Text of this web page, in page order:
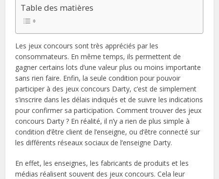
Table des matières
Les jeux concours sont très appréciés par les
consommateurs. En même temps, ils permettent de
gagner certains lots d’une valeur plus ou moins importante
sans rien faire. Enfin, la seule condition pour pouvoir
participer à des jeux concours Darty, c’est de simplement
s’inscrire dans les délais indiqués et de suivre les indications
pour confirmer sa participation. Comment trouver des jeux
concours Darty ? En réalité, il n’y a rien de plus simple à
condition d’être client de l’enseigne, ou d’être connecté sur
les différents réseaux sociaux de l’enseigne Darty.
En effet, les enseignes, les fabricants de produits et les
médias réalisent souvent des jeux concours. Cela leur